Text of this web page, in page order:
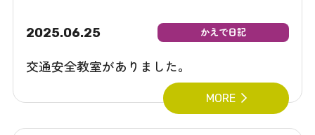
2025.06.25 かえで日記
交通安全教室がありました。
MORE